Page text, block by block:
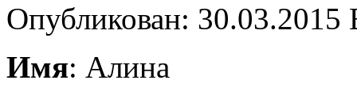
Опубликован:
Имя: Алина